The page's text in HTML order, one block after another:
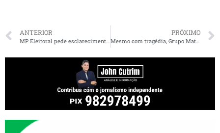
ANTERIOR PRÓXIMO
Mesmo com tragédia, Grupo Mateus movimenta R$ 4,6 bi na Bolsa